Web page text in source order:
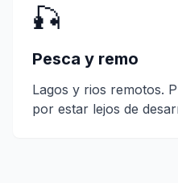
🎣
Pesca y remo
Lagos y rios remotos.
por estar lejos de